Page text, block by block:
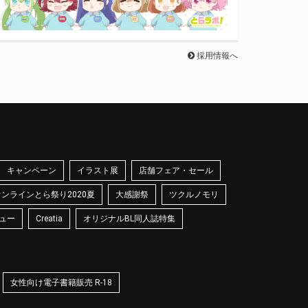
採用情報へ
キャンペーン イラスト展 店舗フェア・セール
ラインとら祭り2020夏 大感謝祭 ツクルノモリ
ー Creatia オリジナルBL同人誌特集
女性向け電子書籍販売 R-18